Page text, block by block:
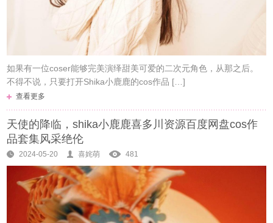
如果有一位coser能够完美演绎甜美可爱的二次元角色，从那之后。
不得不说，只要打开Shika小鹿鹿的cos作品 […]
查看更多
天使的降临，shika小鹿鹿喜多川资源百度网盘cos作
品套集风采绝伦
2024-05-20 喜姹萌 481